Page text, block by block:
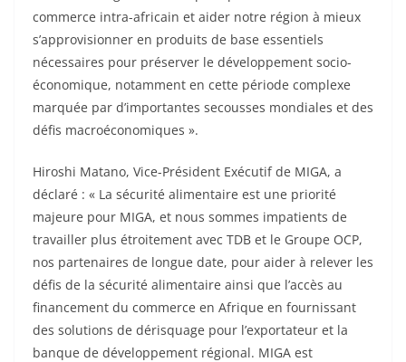
commerce intra-africain et aider notre région à mieux
s’approvisionner en produits de base essentiels
nécessaires pour préserver le développement socio-
économique, notamment en cette période complexe
marquée par d’importantes secousses mondiales et des
défis macroéconomiques ».
Hiroshi Matano, Vice-Président Exécutif de MIGA, a
déclaré : « La sécurité alimentaire est une priorité
majeure pour MIGA, et nous sommes impatients de
travailler plus étroitement avec TDB et le Groupe OCP,
nos partenaires de longue date, pour aider à relever les
défis de la sécurité alimentaire ainsi que l’accès au
financement du commerce en Afrique en fournissant
des solutions de dérisquage pour l’exportateur et la
banque de développement régional. MIGA est